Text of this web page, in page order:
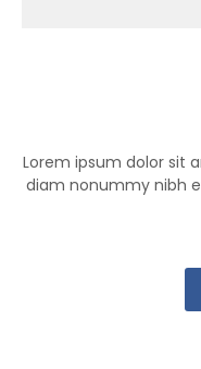
Lorem ipsum dolor sit
diam nonummy nibh